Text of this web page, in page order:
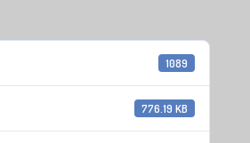
1089
776.19 KB